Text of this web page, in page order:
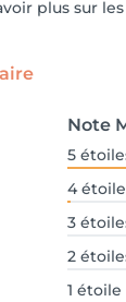
plus sur
Note
5
4
3
2
1 étoile